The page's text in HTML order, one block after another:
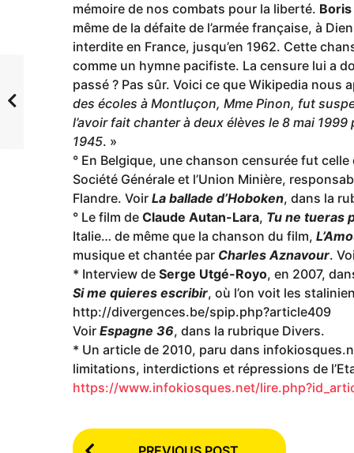
mémoire de nos combats pour la liberté. Boris
même de la défaite de l’armée française, à
interdite en France, jusqu’en 1962. Cette
comme un hymne pacifiste. La censure lui a
passé ? Pas sûr. Voici ce que Wikipedia nous
des écoles à Montluçon, Mme Pinon, fut
l’avoir fait chanter à deux élèves le 8 mai
1945. »
° En Belgique, une chanson censurée fut celle
Société Générale et l’Union Minière,
Flandre. Voir La ballade d’Hoboken, dans la
° Le film de Claude Autan-Lara, Tu ne tueras
Italie… de même que la chanson du film,
musique et chantée par Charles Aznavour.
* Interview de Serge Utgé-Royo, en 2007,
Si me quieres escribir, où l’on voit les
http://divergences.be/spip.php?article409
Voir Espagne 36, dans la rubrique Divers.
* Un article de 2010, paru dans
limitations, interdictions et répressions de
https://www.infokiosques.net/
P